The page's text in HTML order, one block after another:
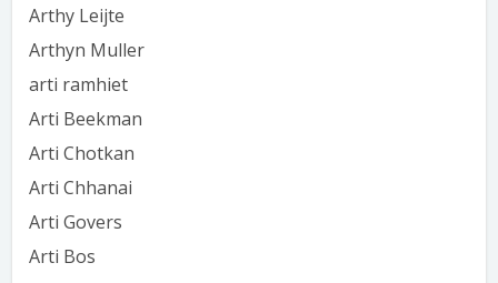
Arthy Leijte
Arthyn Muller
arti ramhiet
Arti Beekman
Arti Chotkan
Arti Chhanai
Arti Govers
Arti Bos